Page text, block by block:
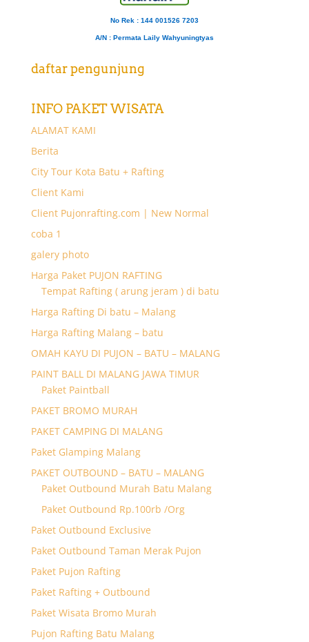
No Rek : 144 001526 7203
A/N : Permata Laily Wahyuningtyas
daftar pengunjung
INFO PAKET WISATA
ALAMAT KAMI
Berita
City Tour Kota Batu + Rafting
Client Kami
Client Pujonrafting.com | New Normal
coba 1
galery photo
Harga Paket PUJON RAFTING
Tempat Rafting ( arung jeram ) di batu
Harga Rafting Di batu – Malang
Harga Rafting Malang – batu
OMAH KAYU DI PUJON – BATU – MALANG
PAINT BALL DI MALANG JAWA TIMUR
Paket Paintball
PAKET BROMO MURAH
PAKET CAMPING DI MALANG
Paket Glamping Malang
PAKET OUTBOUND – BATU – MALANG
Paket Outbound Murah Batu Malang
Paket Outbound Rp.100rb /Org
Paket Outbound Exclusive
Paket Outbound Taman Merak Pujon
Paket Pujon Rafting
Paket Rafting + Outbound
Paket Wisata Bromo Murah
Pujon Rafting Batu Malang